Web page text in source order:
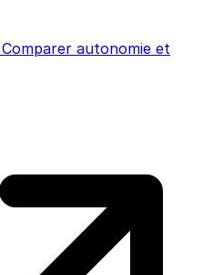
Comparer autonomie et